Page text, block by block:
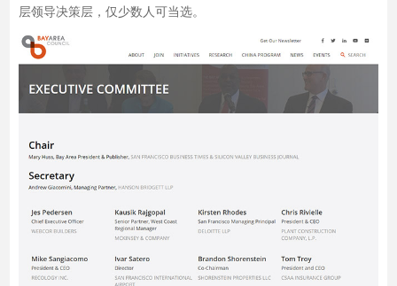
层领导决策层，仅少数人可当选。